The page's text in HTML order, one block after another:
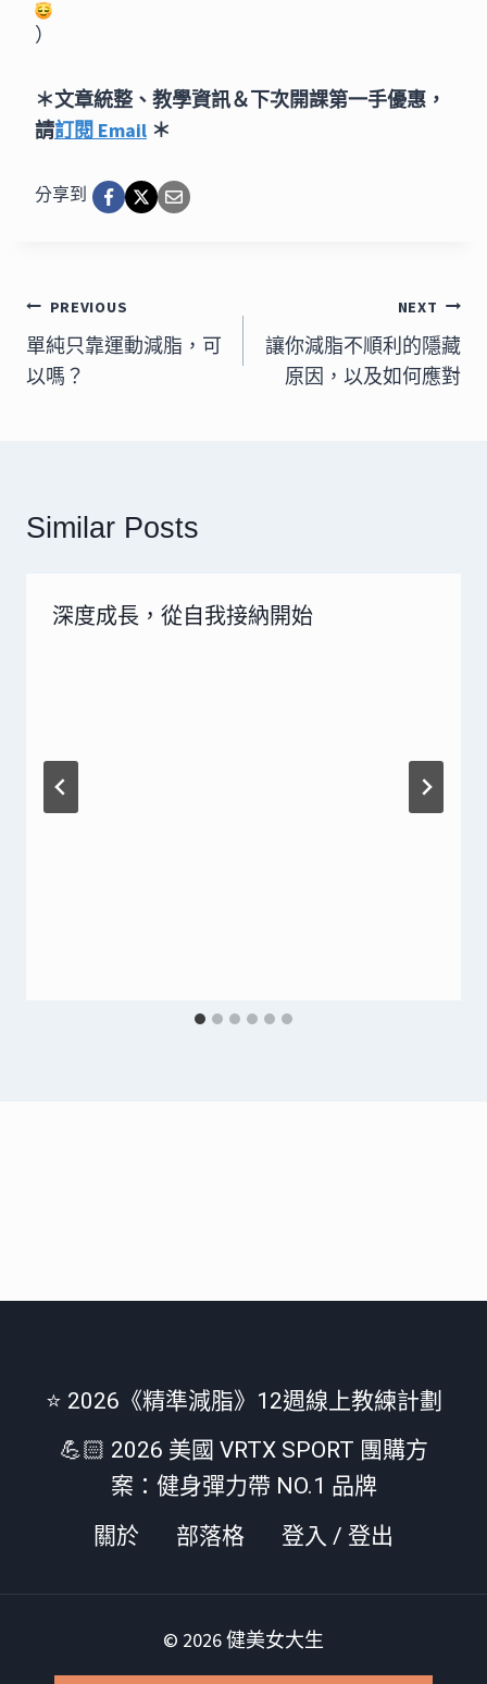
）
＊文章統整、教學資訊＆下次開課第一手優惠，
請訂閱 Email ＊
分享到
文
章
導
PREVIOUS
單純只靠運動減脂，可
以嗎？
NEXT
讓你減脂不順利的隱藏
原因，以及如何應對
Similar Posts
深度成長，從自我接納開始
⭐️ 2026《精準減脂》12週線上教練計劃
💪🏻 2026 美國 VRTX SPORT 團購方
案：健身彈力帶 NO.1 品牌
關於
部落格 登入 / 登出
© 2026 健美女大生